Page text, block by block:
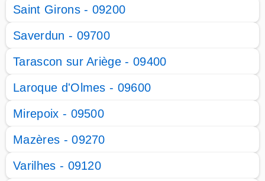
Saint Girons - 09200
Saverdun - 09700
Tarascon sur Ariège - 09400
Laroque d'Olmes - 09600
Mirepoix - 09500
Mazères - 09270
Varilhes - 09120